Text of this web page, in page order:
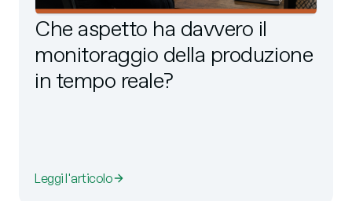
Che aspetto ha davvero il
monitoraggio della produzione
in tempo reale?
Leggi l'articolo